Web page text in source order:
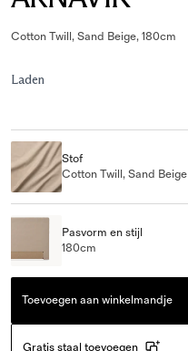
Cotton Twill, Sand Beige, 180cm
Laden
Stof
Cotton Twill, Sand Beige
Pasvorm en stijl
180cm
Toevoegen aan winkelmandje
Gratis staal toevoegen